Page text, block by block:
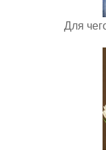
Для